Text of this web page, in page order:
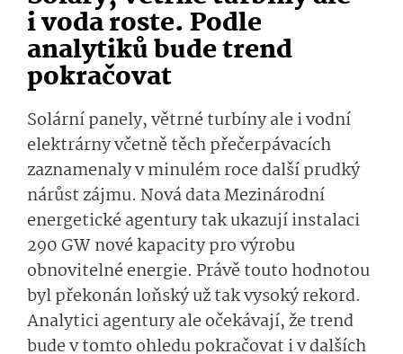
i voda roste. Podle
analytiků bude trend
pokračovat
Solární panely, větrné turbíny ale i vodní
elektrárny včetně těch přečerpávacích
zaznamenaly v minulém roce další prudký
nárůst zájmu. Nová data Mezinárodní
energetické agentury tak ukazují instalaci
290 GW nové kapacity pro výrobu
obnovitelné energie. Právě touto hodnotou
byl překonán loňský už tak vysoký rekord.
Analytici agentury ale očekávají, že trend
bude v tomto ohledu pokračovat i v dalších